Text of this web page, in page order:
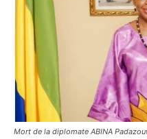
Mort de la diplomate ABINA